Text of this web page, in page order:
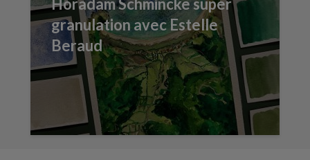
Horadam Schmincke super
granulation avec Estelle
Beraud